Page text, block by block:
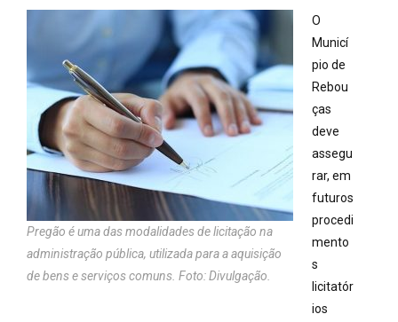
Pregão é uma das modalidades de licitação na
administração pública, utilizada para a aquisição
de bens e serviços comuns. Foto: Divulgação.
O
Municí
pio de
Rebou
ças
deve
assegu
rar, em
futuros
procedi
mento
s
licitatór
ios